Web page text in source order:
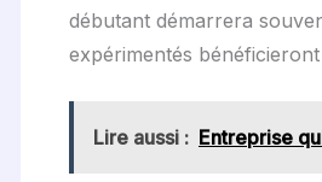
débutant démarrera
expérimentés
Lire aussi : Entreprise